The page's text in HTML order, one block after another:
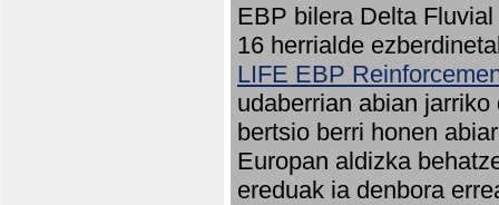
EBP bilera Delta
16 herrialde
LIFE EBP
udaberrian abian
bertsio berri honen
Europan aldizka
ereduak ia denbora